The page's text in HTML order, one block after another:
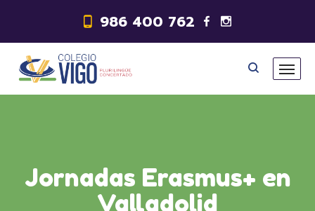
986 400 762
Jornadas Erasmus+ en
Valladolid